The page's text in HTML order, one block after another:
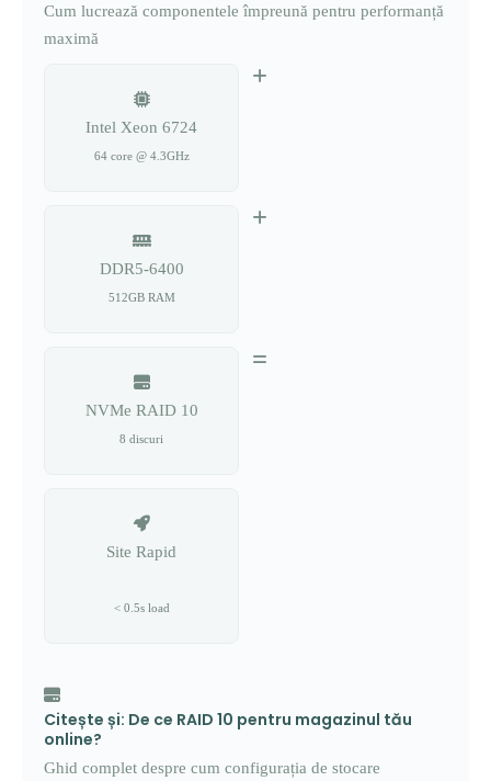
Cum lucrează componentele împreună pentru performanță
maximă
Intel Xeon 6724
64 core @ 4.3GHz
DDR5-6400
512GB RAM
NVMe RAID 10
8 discuri
Site Rapid
< 0.5s load
Citește și: De ce RAID 10 pentru magazinul tău
online?
Ghid complet despre cum configurația de stocare